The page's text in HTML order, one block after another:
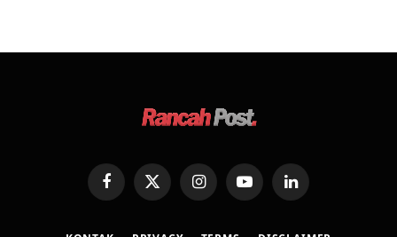
FacebookX
(Twitter)
InstagramYouTubeLinkedIn